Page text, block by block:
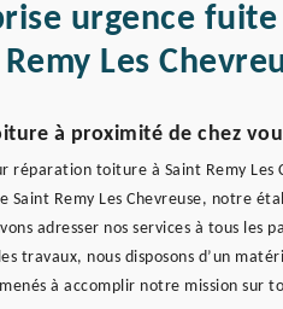
urgence
Remy Les
à proximité de chez
réparation toiture à Saint Remy Les
Saint Remy Les Chevreuse, notre
adresser nos services à tous les
travaux, nous disposons d’un
à accomplir notre mission sur